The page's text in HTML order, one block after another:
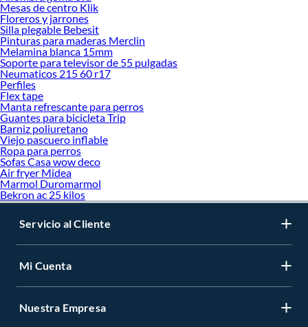
Mesas de centro Klik
Floreros y jarrones
Silla plegable Bebesit
Pinturas para maderas Merclin
Melamina blanca 15mm
Soporte para televisor de 55 pulgadas
Neumaticos 215 60 r17
Perfiles
Flex tape
Manta refrescante para perros
Guantes para bicicleta Trip
Barniz poliuretano
Viejo pascuero inflable
Ropa para perros
Sofas Casa wow deco
Air fryer Midea
Marmol Duromarmol
Bekron ac 25 kilos
Servicio al Cliente
Mi Cuenta
Nuestra Empresa